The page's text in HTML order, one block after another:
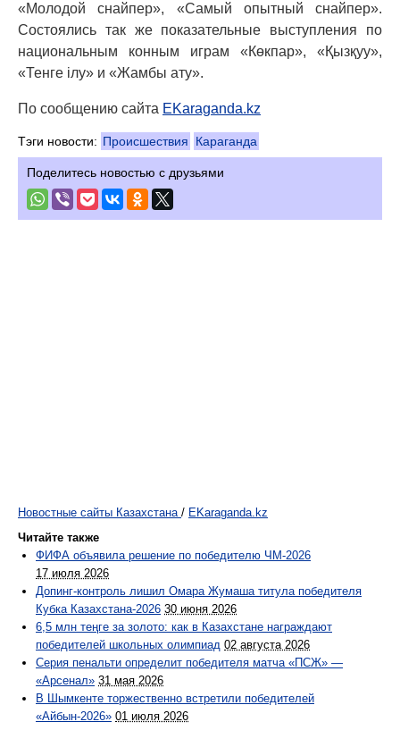
«Молодой снайпер», «Самый опытный снайпер».
Состоялись так же показательные выступления по
национальным конным играм «Көкпар», «Қызқуу»,
«Тенге ілу» и «Жамбы ату».
По сообщению сайта EKaraganda.kz
Тэги новости: Происшествия Караганда
Поделитесь новостью с друзьями
Новостные сайты Казахстана / EKaraganda.kz
Читайте также
ФИФА объявила решение по победителю ЧМ-2026
17 июля 2026
Допинг-контроль лишил Омара Жумаша титула победителя
Кубка Казахстана-2026 30 июня 2026
6,5 млн теңге за золото: как в Казахстане награждают
победителей школьных олимпиад 02 августа 2026
Серия пенальти определит победителя матча «ПСЖ» —
«Арсенал» 31 мая 2026
В Шымкенте торжественно встретили победителей
«Айбын-2026» 01 июля 2026